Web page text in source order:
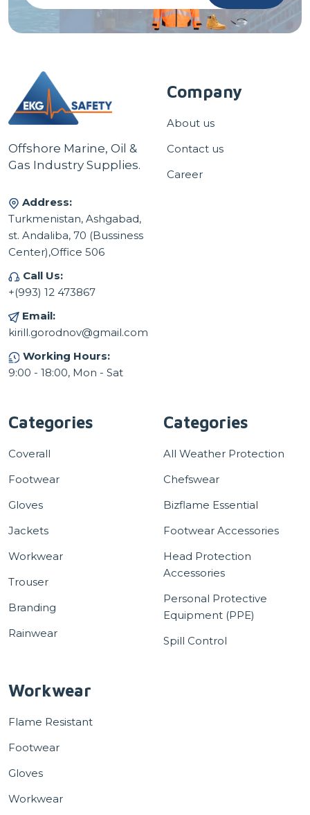
Offshore Marine, Oil &
Gas Industry Supplies.
Address:
Turkmenistan, Ashgabad,
st. Andaliba, 70 (Bussiness
Center),Office 506
Call Us:
+(993) 12 473867
Email:
kirill.gorodnov@gmail.com
Working Hours:
9:00 - 18:00, Mon - Sat
Company
About us
Contact us
Career
Categories
Coverall
Footwear
Gloves
Jackets
Workwear
Trouser
Branding
Rainwear
Categories
All Weather Protection
Chefswear
Bizflame Essential
Footwear Accessories
Head Protection
Accessories
Personal Protective
Equipment (PPE)
Spill Control
Workwear
Flame Resistant
Footwear
Gloves
Workwear